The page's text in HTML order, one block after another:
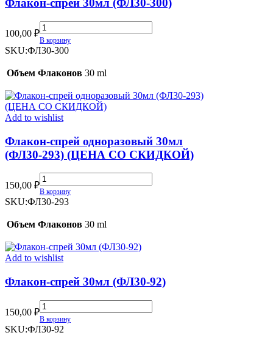
Флакон-спрей 30мл (ФЛ30-300)
100,00 ₽
Флакон-
спрей
30мл
300)
В корзину
SKU:ФЛ30-300
Объем Флаконов 30 ml
Add to wishlist
Флакон-спрей одноразовый 30мл
(ФЛ30-293) (ЦЕНА СО СКИДКОЙ)
150,00 ₽
Флакон-
спрей
одноразовый
(ФЛ30-
(ЦЕНА
СО
СКИДКОЙ)
В корзину
SKU:ФЛ30-293
Объем Флаконов 30 ml
Add to wishlist
Флакон-спрей 30мл (ФЛ30-92)
150,00 ₽
Флакон-
спрей
30мл
В корзину
SKU:ФЛ30-92